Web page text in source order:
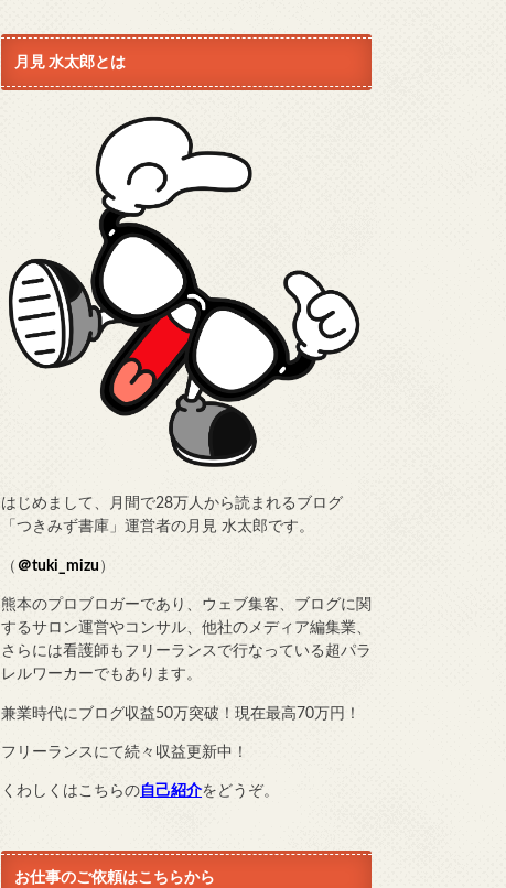
月見 水太郎とは
はじめまして、月間で28万人から読まれるブログ
「つきみず書庫」運営者の月見 水太郎です。
（ ＠tuki_mizu ）
熊本のプロブロガーであり、ウェブ集客、ブログに関
するサロン運営やコンサル、他社のメディア編集業、
さらには看護師もフリーランスで行なっている超パラ
レルワーカーでもあります。
兼業時代にブログ収益50万突破！現在最高70万円！
フリーランスにて続々収益更新中！
くわしくはこちらの自己紹介をどうぞ。
お仕事のご依頼はこちらから